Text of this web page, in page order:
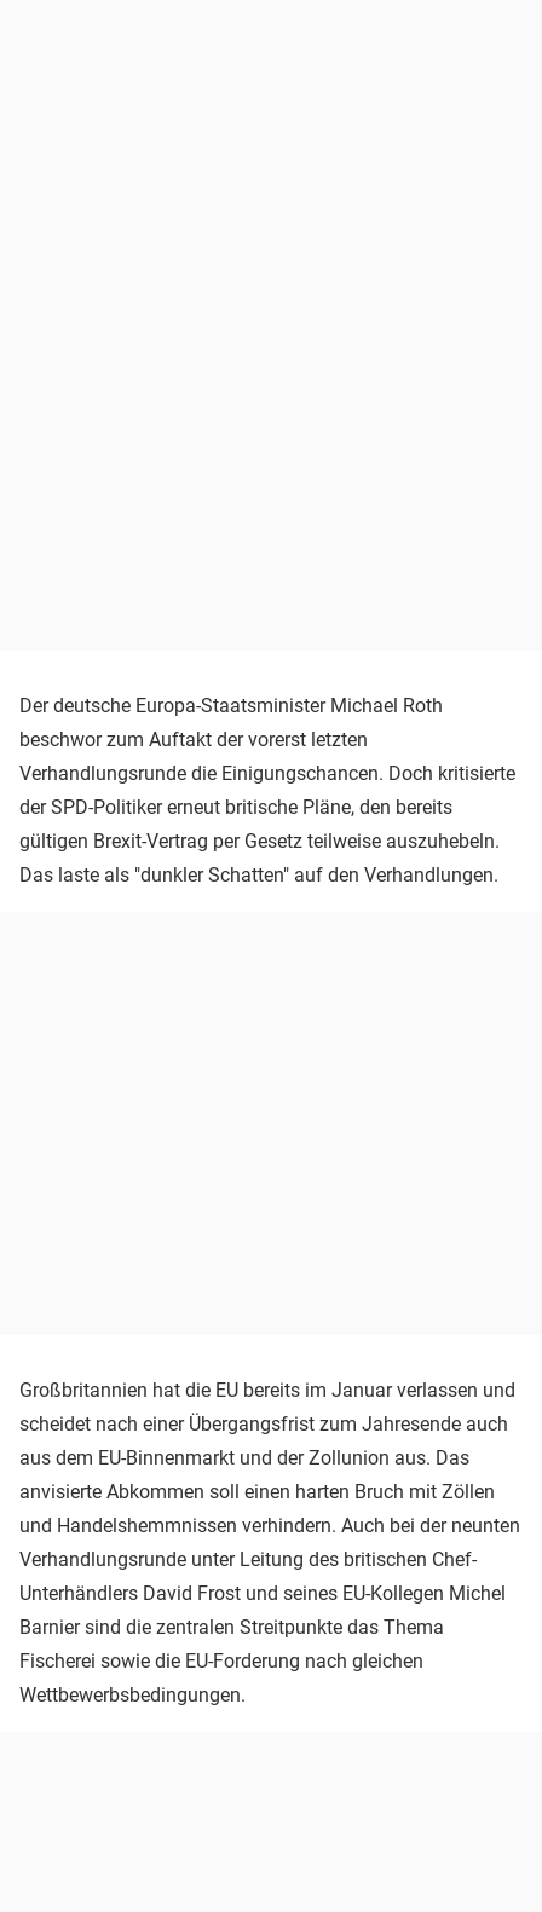
Der deutsche Europa-Staatsminister Michael Roth
beschwor zum Auftakt der vorerst letzten
Verhandlungsrunde die Einigungschancen. Doch kritisierte
der SPD-Politiker erneut britische Pläne, den bereits
gültigen Brexit-Vertrag per Gesetz teilweise auszuhebeln.
Das laste als "dunkler Schatten" auf den Verhandlungen.
Großbritannien hat die EU bereits im Januar verlassen und
scheidet nach einer Übergangsfrist zum Jahresende auch
aus dem EU-Binnenmarkt und der Zollunion aus. Das
anvisierte Abkommen soll einen harten Bruch mit Zöllen
und Handelshemmnissen verhindern. Auch bei der neunten
Verhandlungsrunde unter Leitung des britischen Chef-
Unterhändlers David Frost und seines EU-Kollegen Michel
Barnier sind die zentralen Streitpunkte das Thema
Fischerei sowie die EU-Forderung nach gleichen
Wettbewerbsbedingungen.